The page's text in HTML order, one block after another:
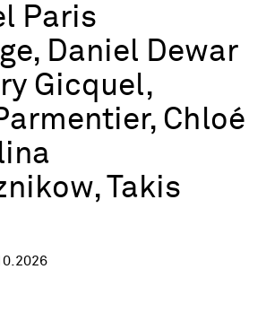
Paris
Daniel Dewar
Gicquel,
Chloé
Takis